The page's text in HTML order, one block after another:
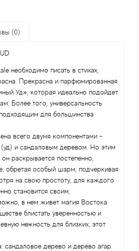
(0)
необходимо писать в стихах,
Прекрасна и парфюмированная
Уд», которая идеально подойдет
Более того, универсальность
для большинства
всего двумя компонентами -
и сандаловым деревом. Но этим
раскрывается постепенно,
обретая особый шарм, подчеркивая
на свою простоту, для каждого
становится своим,
в нем живет магия Востока.
блистать уверенностью и
нежность для близких, этот
сандаловое дерево и дерево агар.